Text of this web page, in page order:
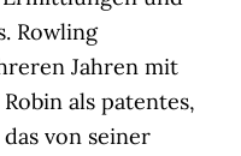
Rowling
Jahren mit
als patentes,
von seiner